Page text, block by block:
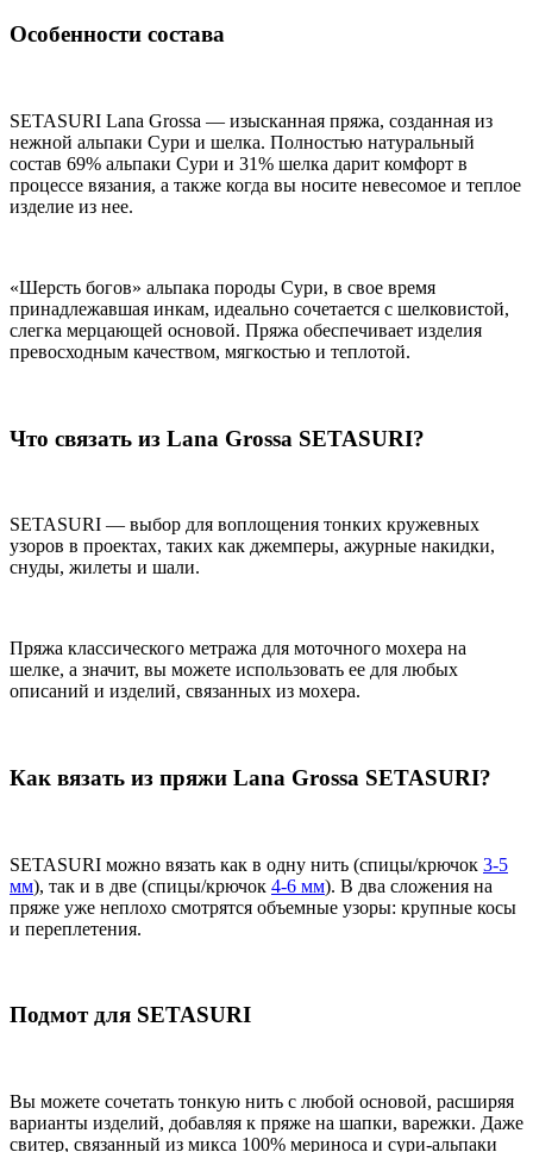
Особенности состава
SETASURI Lana Grossa — изысканная пряжа, созданная из
нежной альпаки Сури и шелка. Полностью натуральный
состав 69% альпаки Сури и 31% шелка дарит комфорт в
процессе вязания, а также когда вы носите невесомое и теплое
изделие из нее.
«Шерсть богов» альпака породы Сури, в свое время
принадлежавшая инкам, идеально сочетается с шелковистой,
слегка мерцающей основой. Пряжа обеспечивает изделия
превосходным качеством, мягкостью и теплотой.
Что связать из Lana Grossa SETASURI?
SETASURI — выбор для воплощения тонких кружевных
узоров в проектах, таких как джемперы, ажурные накидки,
снуды, жилеты и шали.
Пряжа классического метража для моточного мохера на
шелке, а значит, вы можете использовать ее для любых
описаний и изделий, связанных из мохера.
Как вязать из пряжи Lana Grossa SETASURI?
SETASURI можно вязать как в одну нить (спицы/крючок 3-5
мм), так и в две (спицы/крючок 4-6 мм). В два сложения на
пряже уже неплохо смотрятся объемные узоры: крупные косы
и переплетения.
Подмот для SETASURI
Вы можете сочетать тонкую нить с любой основой, расширяя
варианты изделий, добавляя к пряже на шапки, варежки. Даже
свитер, связанный из микса 100% мериноса и сури-альпаки